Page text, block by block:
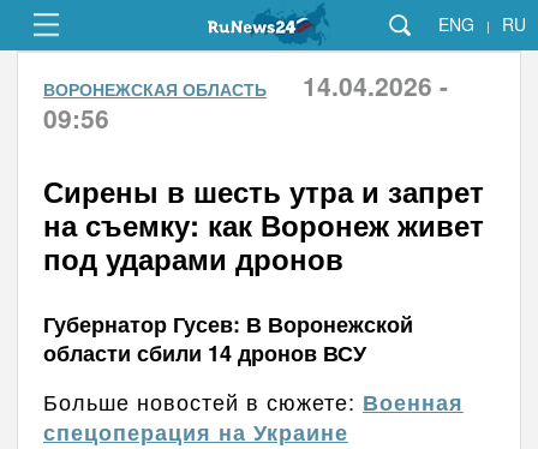
ENG | RU
ВОРОНЕЖСКАЯ ОБЛАСТЬ
14.04.2026 -
09:56
Сирены в шесть утра и запрет
на съемку: как Воронеж живет
под ударами дронов
Губернатор Гусев: В Воронежской
области сбили 14 дронов ВСУ
Больше новостей в сюжете: Военная
спецоперация на Украине